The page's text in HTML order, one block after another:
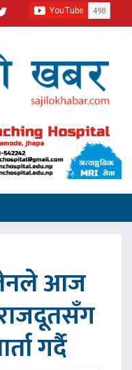
आज
गर्दै